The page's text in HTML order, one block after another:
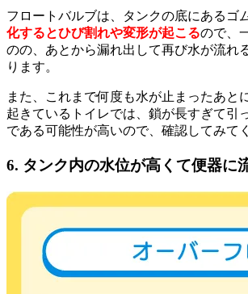
フロートバルブは、タンクの底にあるゴ
化するとひび割れや変形が起こるので、
のの、あとから漏れ出して再び水が流れ
ります。
また、これまで何度も水が止まったあと
起きているトイレでは、鎖が長すぎて引
である可能性が高いので、確認してみて
6. タンク内の水位が高くて便器に